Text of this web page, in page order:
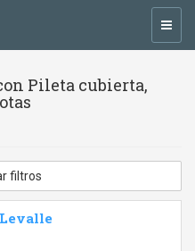
Pileta cubierta,
filtros